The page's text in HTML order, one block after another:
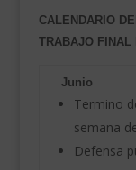
CALENDARIO
TRABAJO FINAL
Junio
Termino
semana
Defensa